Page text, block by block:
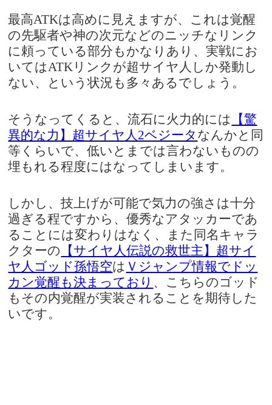
最高ATKは高めに見えますが、これは覚醒
の先駆者や神の次元などのニッチなリンク
に頼っている部分もかなりあり、実戦にお
いてはATKリンクが超サイヤ人しか発動し
ない、という状況も多々あるでしょう。
そうなってくると、流石に火力的には
【驚
異的な力】超サイヤ人2ベジータ なんかと同
等くらいで、低いとまでは言わないものの
埋もれる程度にはなってしまいます。
しかし、技上げが可能で気力の強さは十分
過ぎる程ですから、優秀なアタッカーであ
ることには変わりはなく、また同名キャラ
クターの
【サイヤ人伝説の救世主】超サイ
ヤ人ゴッド孫悟空は Ｖジャンプ情報でドッ
カン覚醒も決まっており 、こちらのゴッド
もその内覚醒が実装されることを期待した
いです。